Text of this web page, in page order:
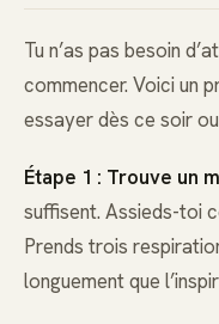
Tu n’as pas besoin
commencer. Voici un
essayer dès ce soir
Étape 1 : Trouve un
suffisent. Assieds-toi
Prends trois
longuement que